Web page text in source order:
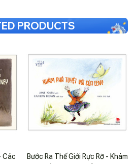
PRODUCTS
Các
Bước Ra Thế Giới Rực Rỡ - Khám